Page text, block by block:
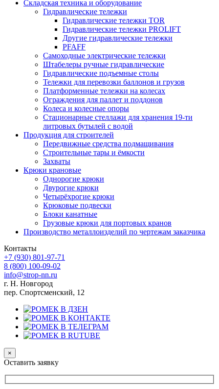
Складская техника и оборудование
Гидравлические тележки
Гидравлические тележки TOR
Гидравлические тележки PROLIFT
Другие гидравлические тележки
PFAFF
Самоходные электрические тележки
Штабелеры ручные гидравлические
Гидравлические подъемные столы
Тележки для перевозки баллонов и грузов
Платформенные тележки на колесах
Ограждения для паллет и поддонов
Колеса и колесные опоры
Стационарные стеллажи для хранения 19-ти
литровых бутылей с водой
Продукция для строителей
Передвижные средства подмащивания
Строительные тары и ёмкости
Захваты
Крюки крановые
Однорогие крюки
Двурогие крюки
Четырёхрогие крюки
Крюковые подвески
Блоки канатные
Грузовые крюки для портовых кранов
Производство металлоизделий по чертежам заказчика
Контакты
+7 (930) 801-97-71
8 (800) 100-09-02
info@strop-nn.ru
г. Н. Новгород
пер. Спортсменский, 12
×
Оставить заявку